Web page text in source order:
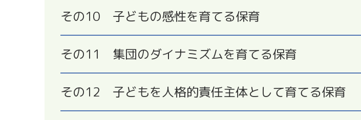
その10 子どもの感性を育てる保育
その11 集団のダイナミズムを育てる保育
その12 子どもを人格的責任主体として育てる保育